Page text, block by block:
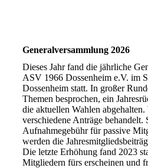
Generalversammlung 2026
Dieses Jahr fand die jährliche
ASV 1966 Dossenheim e.V. im
Dossenheim statt. In großer
Themen besprochen, ein
die aktuellen Wahlen
verschiedene Anträge
Aufnahmegebühr für passive
werden die
Die letzte Erhöhung fand 2023
Mitgliedern fürs erscheinen und